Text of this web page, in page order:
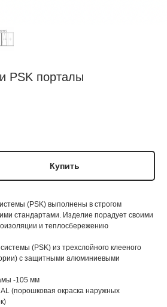
PSK порталы
Купить
(PSK) выполнены в строгом
стандартами. Изделие порадует своими
и теплосбережению
(PSK) из трехслойного клееного
с защитными алюминиевыми
-105 мм
(порошковая окраска наружных